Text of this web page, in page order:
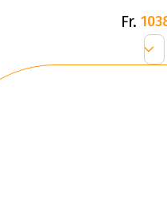
Fr.